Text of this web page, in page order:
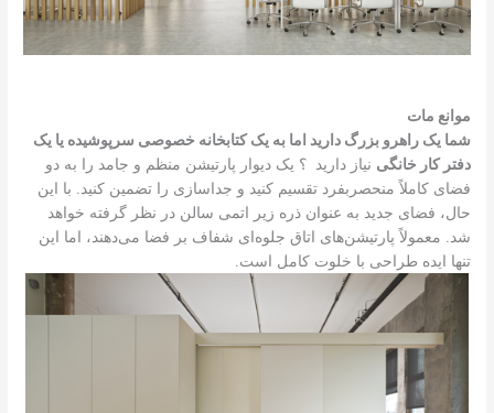
موانع مات
شما یک راهرو بزرگ دارید اما به یک کتابخانه خصوصی سرپوشیده یا یک
دفتر کار خانگی نیاز دارید ؟ یک دیوار پارتیشن منظم و جامد را به دو
فضای کاملاً منحصربفرد تقسیم کنید و جداسازی را تضمین کنید. با این
حال، فضای جدید به عنوان ذره زیر اتمی سالن در نظر گرفته خواهد
شد. معمولاً پارتیشن‌های اتاق جلوه‌ای شفاف بر فضا می‌دهند، اما این
تنها ایده طراحی با خلوت کامل است.